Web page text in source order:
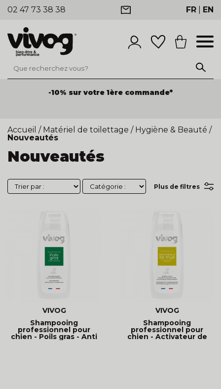
02 47 73 38 38 FR EN
-10% sur votre 1ère commande*
Accueil / Matériel de toilettage / Hygiène & Beauté /
Nouveautés
Nouveautés
Plus de filtres
VIVOG
Shampooing
professionnel pour
chien - Poils gras - Anti
VIVOG
Shampooing
professionnel pour
chien - Activateur de